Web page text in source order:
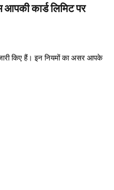
आपकी कार्ड लिमिट पर
किए हैं। इन नियमों का असर आपके